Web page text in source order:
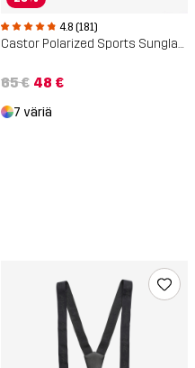
4.8 (181)
Castor Polarized Sports Sunglasses
65 € 48 €
7 väriä